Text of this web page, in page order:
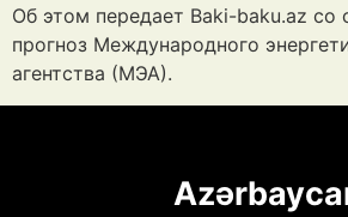
Об этом передает Baki-baku.az со
прогноз Международного
агентства (МЭА).